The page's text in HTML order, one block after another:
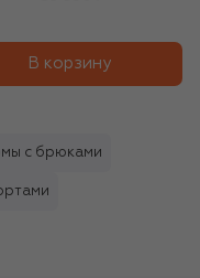
В корзину
с брюками